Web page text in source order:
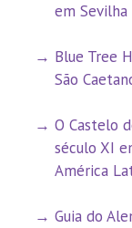
em Sevilha
Blue Tree
São
O Castelo
século XI
América
Guia do